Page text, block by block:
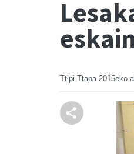
Ttipi-Ttapa 2015eko